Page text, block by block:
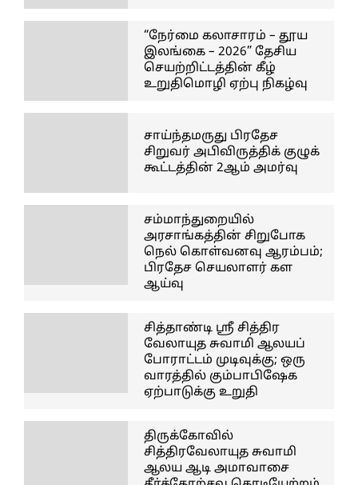
“நேர்மை கலாசாரம் – தூய
இலங்கை – 2026” தேசிய
செயற்றிட்டத்தின் கீழ்
உறுதிமொழி ஏற்பு நிகழ்வு
சாய்ந்தமருது பிரதேச
சிறுவர் அபிவிருத்திக் குழுக்
கூட்டத்தின் 2ஆம் அமர்வு
சம்மாந்துறையில்
அரசாங்கத்தின் சிறுபோக
நெல் கொள்வனவு ஆரம்பம்;
பிரதேச செயலாளர் கள
ஆய்வு
சித்தாண்டி ஸ்ரீ சித்திர
வேலாயுத சுவாமி ஆலயப்
போராட்டம் முடிவுக்கு; ஒரு
வாரத்தில் கும்பாபிஷேக
ஏற்பாடுக்கு உறுதி
திருக்கோவில்
சித்திரவேலாயுத சுவாமி
ஆலய ஆடி அமாவாசை